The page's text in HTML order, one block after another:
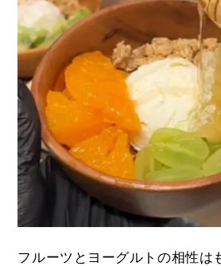
フルーツとヨーグルトの相性は